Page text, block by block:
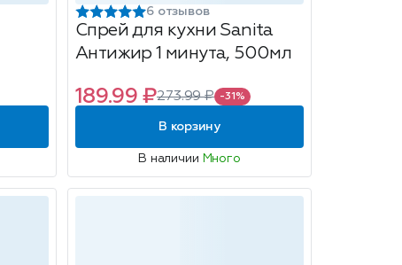
6 отзывов
Спрей для кухни Sanita
Антижир 1 минута, 500мл
189.99 ₽273.99 ₽ -31%
В корзину
В наличии Много